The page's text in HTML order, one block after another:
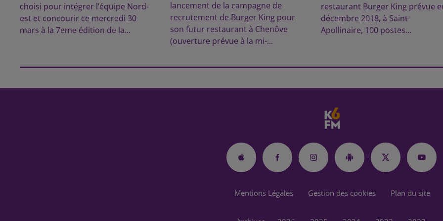
choisi pour intégrer l’équipe Nord-
est et concourir ce mercredi 30
mars à la 7eme édition de la...
lancement de la campagne de
recrutement de Burger King pour
son futur restaurant à Chenôve
(ouverture prévue à la mi-...
restaurant Burger King prévue
décembre 2018, à Saint-
Apollinaire, 100 postes...
Mentions Légales Gestion des cookies Plan du site